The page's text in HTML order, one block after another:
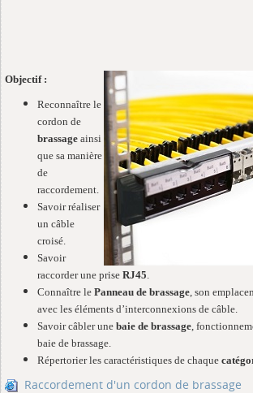
Objectif :
Reconnaître le
cordon de
brassage ainsi
que sa manière
de
raccordement.
Savoir réaliser
un câble
croisé.
Savoir
raccorder une prise RJ45.
Connaître le Panneau de brassage, son
avec les éléments d’interconnexions de câble.
Savoir câbler une baie de brassage,
baie de brassage.
Répertorier les caractéristiques de chaque
Raccordement d'un cordon de brassage